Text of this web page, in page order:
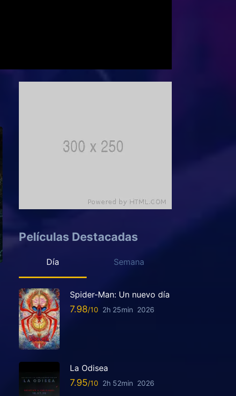
Películas Destacadas
Día Semana
Spider-Man: Un nuevo día
7.98 2h 25min 2026
La Odisea
7.95 2h 52min 2026